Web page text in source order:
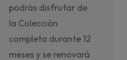
podrás disfrutar de
la Colección
completa durante 12
meses y se renovará